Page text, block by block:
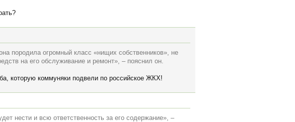
породила огромный класс «нищих собственников», не
на его обслуживание и ремонт», – пояснил он.
которую коммуняки подвели по российское ЖКХ!
нести и всю ответственность за его содержание», –